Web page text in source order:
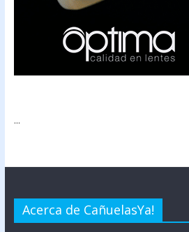
...
Acerca de CañuelasYa!